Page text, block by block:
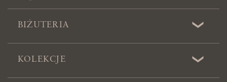
BIŻUTERIA
KOLEKCJE